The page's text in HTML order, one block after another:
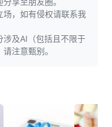
场，如有侵权请联系我
涉及AI（包括且不限于
注意甄别。